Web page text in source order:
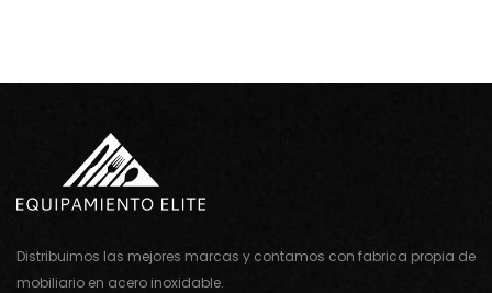
Distribuimos las mejores marcas y contamos con fabrica propia de
mobiliario en acero inoxidable.